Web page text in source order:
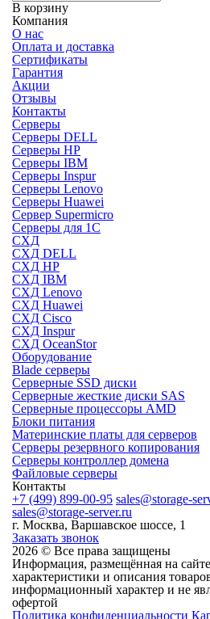
В корзину
Компания
О нас
Оплата и доставка
Сертификаты
Гарантия
Акции
Отзывы
Контакты
Серверы
Серверы DELL
Серверы HP
Серверы IBM
Серверы Inspur
Серверы Lenovo
Серверы Huawei
Сервер Supermicro
Серверы для 1C
СХД
СХД DELL
СХД HP
СХД IBM
СХД Lenovo
СХД Huawei
СХД Cisco
СХД Inspur
СХД OceanStor
Оборудование
Blade серверы
Серверные SSD диски
Cерверные жесткие диски SAS
Серверные процессоры AMD
Блоки питания
Материнские платы для серверов
Серверы резервного копирования
Серверы контроллер домена
Файловые серверы
Контакты
+7 (499) 899-00-95 sales@storage-
sales@storage-server.ru
г. Москва, Варшавское шоссе, 1
Заказать звонок
2026 © Все права защищены
Информация, размещённая на
характеристики и описания
информационный характер и не
офертой
Политика конфиденциальности